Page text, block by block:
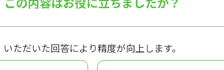
いただいた回答により精度が向上します。